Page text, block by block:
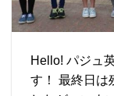
Hello! パジュ
す！ 最終日は